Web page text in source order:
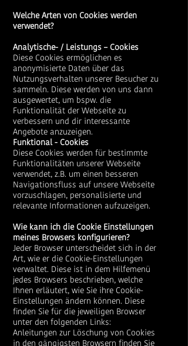
Welche Arten von Cookies werden
verwendet?
Analytische- / Leistungs – Cookies
Diese Cookies ermöglichen es
anonymisierte Daten über das
Nutzungsverhalten unserer Besucher zu
sammeln. Diese werden von uns dann
ausgewertet, um bspw. die
Funktionalität der Webseite zu
verbessern und dir interessante
Angebote anzuzeigen.
Funktional - Cookies
Diese Cookies werden für bestimmte
Funktionalitäten unserer Webseite
verwendet, z.B. um einen besseren
Navigationsfluss auf unsere Webseite
vorzuschlagen, personalisierte und
relevante Informationen aufzuzeigen.
Wie kann ich die Cookie Einstellungen
meines Browsers konfigurieren?
Jeder Browser unterscheidet sich in der
Art, wie er die Cookie-Einstellungen
verwaltet. Diese ist in dem Hilfemenü
jedes Browsers beschrieben, welche
Ihnen erläutert, wie Sie ihre Cookie-
Einstellungen ändern können. Diese
finden Sie für die jeweiligen Browser
unter den folgenden Links:
Anleitungen zur Löschung von Cookies
in den gängigsten Browsern finden Sie